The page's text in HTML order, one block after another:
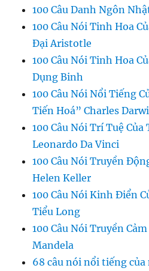
100 Câu Danh Ngôn
100 Câu Nói Tinh Hoa
Đại Aristotle
100 Câu Nói Tinh Hoa
Dụng Binh
100 Câu Nói Nổi Tiếng
Tiến Hoá” Charles
100 Câu Nói Trí Tuệ
Leonardo Da Vinci
100 Câu Nói Truyền
Helen Keller
100 Câu Nói Kinh Điển
Tiểu Long
100 Câu Nói Truyền
Mandela
68 câu nói nổi tiếng